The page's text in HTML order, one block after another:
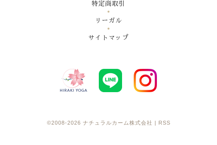
特定商取引
リーガル
サイトマップ
©2008-2026 ナチュラルカーム株式会社 RSS